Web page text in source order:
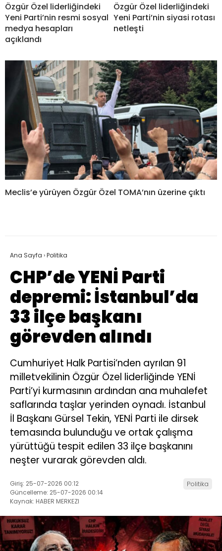
Özgür Özel liderliğindeki
Yeni Parti’nin resmi sosyal
medya hesapları
açıklandı
Özgür Özel liderliğindeki
Yeni Parti’nin siyasi rotası
netleşti
Meclis’e yürüyen Özgür Özel TOMA’nın üzerine çıktı
Ana Sayfa ›Politika
CHP’de YENİ Parti
depremi: İstanbul’da
33 ilçe başkanı
görevden alındı
Cumhuriyet Halk Partisi’nden ayrılan 91
milletvekilinin Özgür Özel liderliğinde YENİ
Parti’yi kurmasının ardından ana muhalefet
saflarında taşlar yerinden oynadı. İstanbul
İl Başkanı Gürsel Tekin, YENİ Parti ile dirsek
temasında bulunduğu ve ortak çalışma
yürüttüğü tespit edilen 33 ilçe başkanını
neşter vurarak görevden aldı.
Giriş: 25-07-2026 00:12
Güncelleme: 25-07-2026 00:14
Kaynak: HABER MERKEZI
Politika